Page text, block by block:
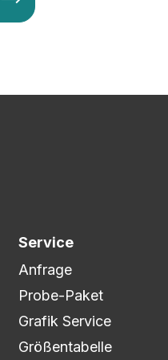
wir in der Lage,
Danach wird es zum
Service
Anfrage
Probe-Paket
Grafik Service
Größentabelle